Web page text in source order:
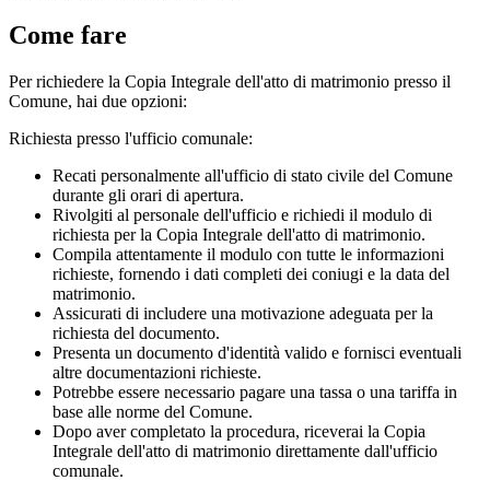
Come fare
Per richiedere la Copia Integrale dell'atto di matrimonio presso il
Comune, hai due opzioni:
Richiesta presso l'ufficio comunale:
Recati personalmente all'ufficio di stato civile del Comune
durante gli orari di apertura.
Rivolgiti al personale dell'ufficio e richiedi il modulo di
richiesta per la Copia Integrale dell'atto di matrimonio.
Compila attentamente il modulo con tutte le informazioni
richieste, fornendo i dati completi dei coniugi e la data del
matrimonio.
Assicurati di includere una motivazione adeguata per la
richiesta del documento.
Presenta un documento d'identità valido e fornisci eventuali
altre documentazioni richieste.
Potrebbe essere necessario pagare una tassa o una tariffa in
base alle norme del Comune.
Dopo aver completato la procedura, riceverai la Copia
Integrale dell'atto di matrimonio direttamente dall'ufficio
comunale.